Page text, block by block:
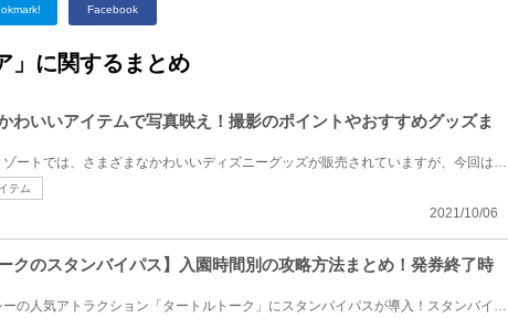
Facebook
」に関するまとめ
わいいアイテムで写真映え！撮影のポイントやおすすめグッズま
東京ディズニーリゾートでは、さまざまなかわいいディズニーグッズが販売されていますが、今回は“写真に...
テム
2021/10/06
クのスタンバイパス】入園時間別の攻略方法まとめ！発券終了時
東京ディズニーシーの人気アトラクション「タートルトーク」にスタンバイパスが導入！スタンバイパスの...